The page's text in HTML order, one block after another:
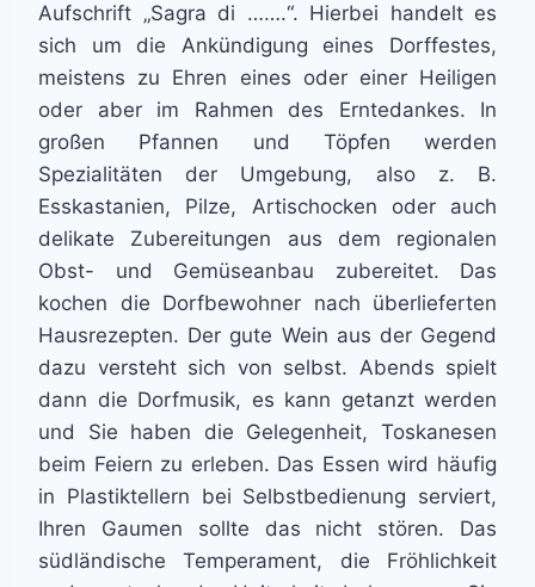
Aufschrift „Sagra di …….“. Hierbei handelt es
sich um die Ankündigung eines Dorffestes,
meistens zu Ehren eines oder einer Heiligen
oder aber im Rahmen des Erntedankes. In
großen Pfannen und Töpfen werden
Spezialitäten der Umgebung, also z. B.
Esskastanien, Pilze, Artischocken oder auch
delikate Zubereitungen aus dem regionalen
Obst- und Gemüseanbau zubereitet. Das
kochen die Dorfbewohner nach überlieferten
Hausrezepten. Der gute Wein aus der Gegend
dazu versteht sich von selbst. Abends spielt
dann die Dorfmusik, es kann getanzt werden
und Sie haben die Gelegenheit, Toskanesen
beim Feiern zu erleben. Das Essen wird häufig
in Plastiktellern bei Selbstbedienung serviert,
Ihren Gaumen sollte das nicht stören. Das
südländische Temperament, die Fröhlichkeit